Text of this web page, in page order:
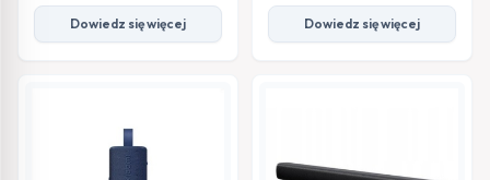
Dowiedz się więcej Dowiedz się więcej